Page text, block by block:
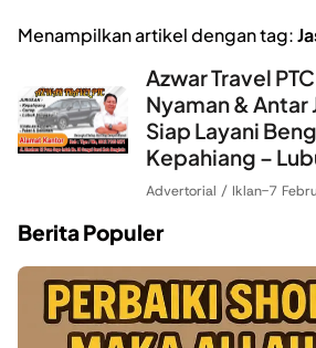
Menampilkan artikel dengan tag:
Azwar Travel
Nyaman &
Siap Layani
Kepahiang –
Advertorial / Iklan-7
Berita Populer